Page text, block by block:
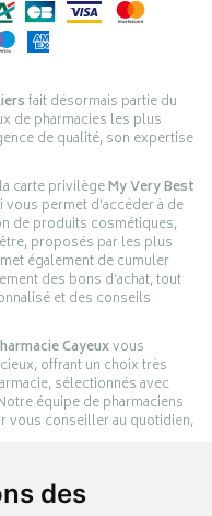
des
fait désormais partie du
de pharmacies les plus
de qualité, son expertise
carte privilègeMy Very Best
permet d’accéder à de
de produits cosmétiques,
proposés par les plus
également de cumuler
des bons d’achat, tout
et des conseils
Cayeuxvous
offrant un choix très
sélectionnés avec
équipe de pharmaciens
vous conseiller au quotidien,
digital de la pharmacie
du-Fliers.